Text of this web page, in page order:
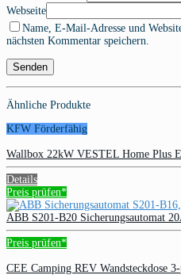
Webseite
Name, E-Mail-Adresse und
nächsten Kommentar speichern.
Ähnliche Produkte
KFW Förderfähig
Wallbox 22kW VESTEL Home Plus
Details
Preis prüfen*
ABB S201-B20 Sicherungsautomat
Preis prüfen*
CEE Camping REV Wandsteckdose